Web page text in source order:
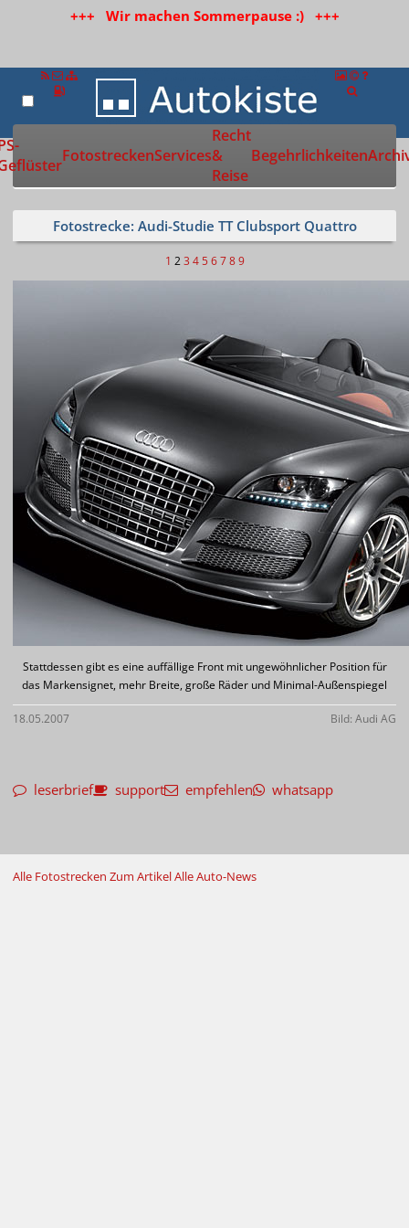
+++ Wir machen Sommerpause :) +++
Zur Startseite
FotostreckenServices
Recht
&
Reise
Begehrlichkeiten
Fotostrecke: Audi-Studie TT Clubsport Quattro
1 2 3 4 5 6 7 8 9
Stattdessen gibt es eine auffällige Front mit ungewöhnlicher Position für
das Markensignet, mehr Breite, große Räder und Minimal-Außenspiegel
18.05.2007 Bild: Audi AG
leserbrief support empfehlen whatsapp
Alle Fotostrecken Zum ArtikelAlle Auto-News